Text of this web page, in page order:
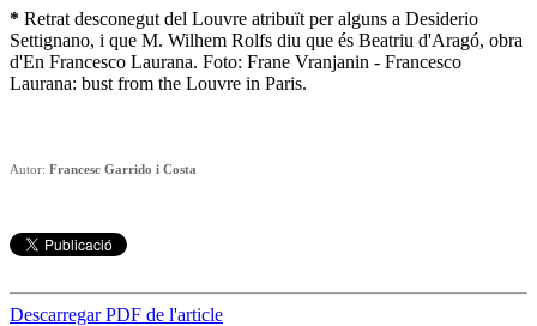
* Retrat desconegut del Louvre atribuït per alguns a Desiderio
Settignano, i que M. Wilhem Rolfs diu que és Beatriu d'Aragó, obra
d'En Francesco Laurana. Foto: Frane Vranjanin - Francesco
Laurana: bust from the Louvre in Paris.
Autor: Francesc Garrido i Costa
Descarregar PDF de l'article